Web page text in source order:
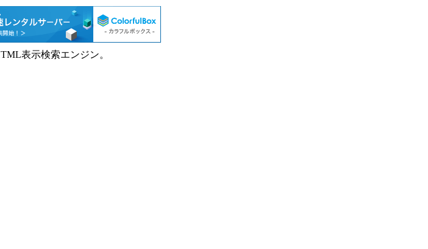
表示検索エンジン。